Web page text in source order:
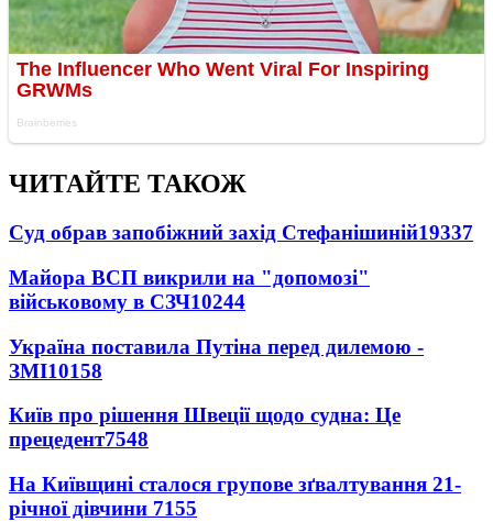
ЧИТАЙТЕ ТАКОЖ
Суд обрав запобіжний захід Стефанішиній19337
Майора ВСП викрили на "допомозі"
військовому в СЗЧ10244
Україна поставила Путіна перед дилемою -
ЗМІ10158
Київ про рішення Швеції щодо судна: Це
прецедент7548
На Київщині сталося групове зґвалтування 21-
річної дівчини 7155